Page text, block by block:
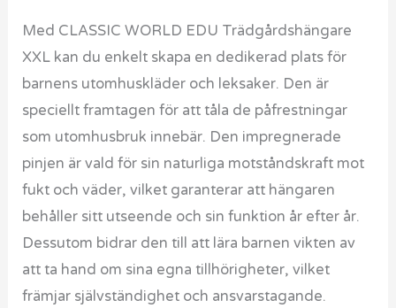
Med CLASSIC WORLD EDU Trädgårdshängare
XXL kan du enkelt skapa en dedikerad plats för
barnens utomhuskläder och leksaker. Den är
speciellt framtagen för att tåla de påfrestningar
som utomhusbruk innebär. Den impregnerade
pinjen är vald för sin naturliga motståndskraft mot
fukt och väder, vilket garanterar att hängaren
behåller sitt utseende och sin funktion år efter år.
Dessutom bidrar den till att lära barnen vikten av
att ta hand om sina egna tillhörigheter, vilket
främjar självständighet och ansvarstagande.